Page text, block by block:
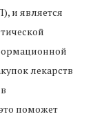
и является
лекарств
поможет